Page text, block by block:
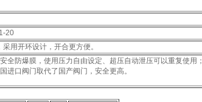
20
用开环设计，开合更方便。
全防爆膜，使用压力自由设定、超压自动泄压可以重复使用；
进口阀门取代了国产阀门，安全更高。